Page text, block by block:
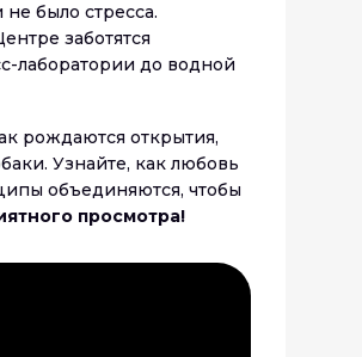
было стресса.
заботятся
лаборатории до водной
рождаются открытия,
Узнайте, как любовь
объединяются, чтобы
просмотра!